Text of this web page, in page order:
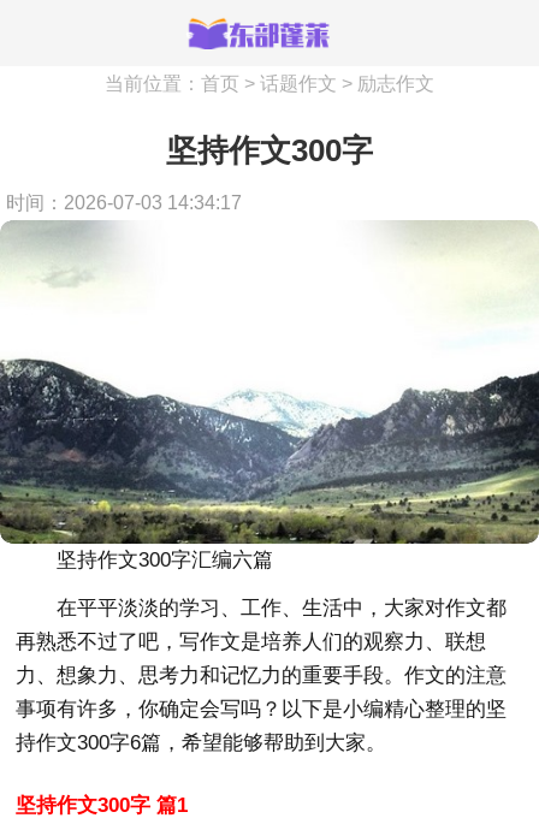
当前位置： 首页 > 话题作文 > 励志作文
坚持作文300字
时间：2026-07-03 14:34:17
坚持作文300字汇编六篇
在平平淡淡的学习、工作、生活中，大家对作文都
再熟悉不过了吧，写作文是培养人们的观察力、联想
力、想象力、思考力和记忆力的重要手段。作文的注意
事项有许多，你确定会写吗？以下是小编精心整理的坚
持作文300字6篇，希望能够帮助到大家。
坚持作文300字 篇1